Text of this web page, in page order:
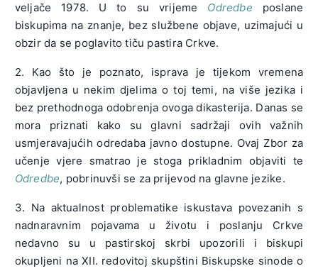
veljače 1978. U to su vrijeme Odredbe poslane
biskupima na znanje, bez službene objave, uzimajući u
obzir da se poglavito tiču pastira Crkve.
2. Kao što je poznato, isprava je tijekom vremena
objavljena u nekim djelima o toj temi, na više jezika i
bez prethodnoga odobrenja ovoga dikasterija. Danas se
mora priznati kako su glavni sadržaji ovih važnih
usmjeravajućih odredaba javno dostupne. Ovaj Zbor za
učenje vjere smatrao je stoga prikladnim objaviti te
Odredbe, pobrinuvši se za prijevod na glavne jezike.
3. Na aktualnost problematike iskustava povezanih s
nadnaravnim pojavama u životu i poslanju Crkve
nedavno su u pastirskoj skrbi upozorili i biskupi
okupljeni na XII. redovitoj skupštini Biskupske sinode o